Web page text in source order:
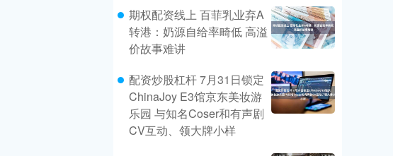
期权配资线上 百菲乳业弃A
转港：奶源自给率畸低 高溢
价故事难讲
配资炒股杠杆 7月31日锁定
ChinaJoy E3馆京东美妆游
乐园 与知名Coser和有声剧
CV互动、领大牌小样